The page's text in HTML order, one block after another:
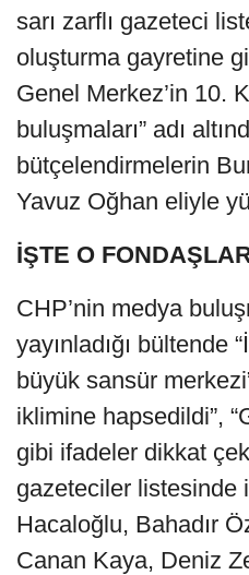
sarı zarflı gazeteci
oluşturma gayretine
Genel Merkez’in 10.
buluşmaları” adı
bütçelendirmelerin
Yavuz Oğhan eliyle
İŞTE O
CHP’nin medya
yayınladığı bültende
büyük sansür
iklimine hapsedildi”,
gibi ifadeler dikkat
gazeteciler listesinde
Hacaloğlu, Bahadır
Canan Kaya, Deniz